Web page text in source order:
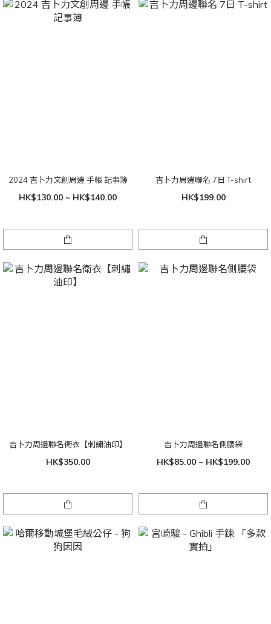
2024 吉卜力文創周邊 手帳 記事簿
HK$130.00 ~ HK$140.00
吉卜力周邊聯名 7日 T-shirt
HK$199.00
吉卜力周邊聯名衛衣【刺繡油印】
HK$350.00
吉卜力周邊聯名側腰袋
HK$85.00 ~ HK$199.00